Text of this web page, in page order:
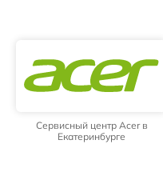
Сервисный центр Acer в
Екатеринбурге